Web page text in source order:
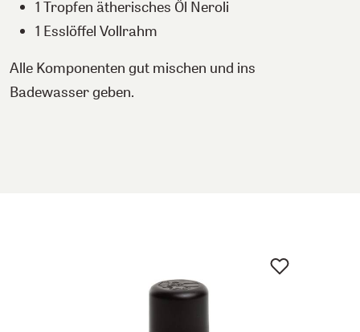
1 Tropfen ätherisches Öl Neroli
1 Esslöffel Vollrahm
Alle Komponenten gut mischen und ins
Badewasser geben.